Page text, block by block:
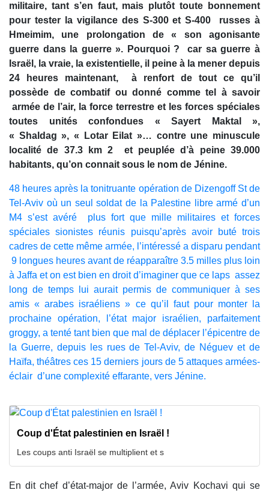
militaire, tant s’en faut, mais plutôt toute bonnement
pour tester la vigilance des S-300 et S-400 russes à
Hmeimim, une prolongation de « son agonisante
guerre dans la guerre ». Pourquoi ? car sa guerre à
Israël, la vraie, la existentielle, il peine à la mener depuis
24 heures maintenant, à renfort de tout ce qu’il
possède de combatif ou donné comme tel à savoir
armée de l’air, la force terrestre et les forces spéciales
toutes unités confondues « Sayert Maktal »,
« Shaldag », « Lotar Eilat »… contre une minuscule
localité de 37.3 km 2 et peuplée d’à peine 39.000
habitants, qu’on connait sous le nom de Jénine.
48 heures après la tonitruante opération de Dizengoff St de
Tel-Aviv où un seul soldat de la Palestine libre armé d’un
M4 s’est avéré plus fort que mille militaires et forces
spéciales sionistes réunis puisqu’après avoir buté trois
cadres de cette même armée, l’intéressé a disparu pendant
9 longues heures avant de réapparaître 3.5 milles plus loin
à Jaffa et on est bien en droit d’imaginer que ce laps assez
long de temps lui aurait permis de communiquer à ses
amis « arabes israéliens » ce qu’il faut pour monter la
prochaine opération, l’état major israélien, parfaitement
groggy, a tenté tant bien que mal de déplacer l’épicentre de
la Guerre, depuis les rues de Tel-Aviv, de Néguev et de
Haïfa, théâtres ces 15 derniers jours de 5 attaques armées-
éclair d’une complexité effarante, vers Jénine.
Coup d'État palestinien en Israël !
Les coups anti Israël se multiplient et s
En dit chef d’état-major de l’armée, Aviv Kochavi qui se